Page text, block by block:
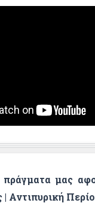
μας
| Αντιπυρική